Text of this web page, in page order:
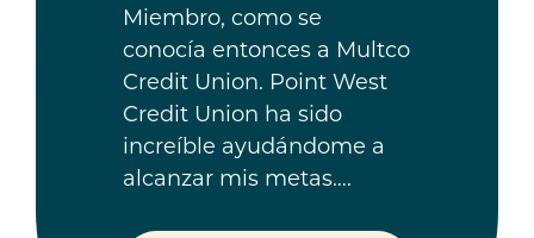
Miembro, como se
conocía entonces a Multco
Credit Union. Point West
Credit Union ha sido
increíble ayudándome a
alcanzar mis metas….